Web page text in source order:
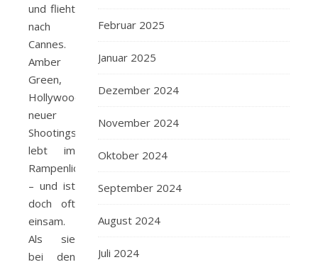
und flieht
nach
Cannes.
Amber
Green,
Hollywoods
neuer
Shootingstar,
lebt im
Rampenlicht
– und ist
doch oft
einsam.
Als sie
bei den
Februar 2025
Januar 2025
Dezember 2024
November 2024
Oktober 2024
September 2024
August 2024
Juli 2024